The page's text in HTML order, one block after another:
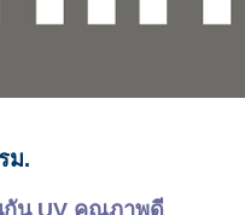
ม.
กัน UV คุณภาพดี